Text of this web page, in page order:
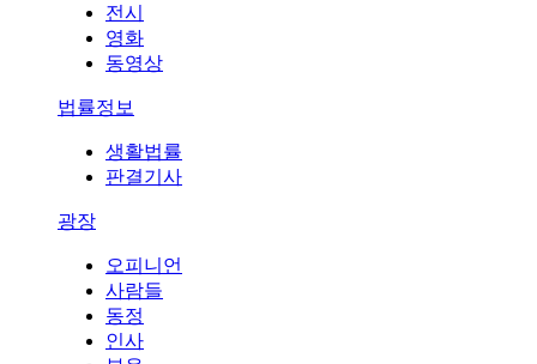
전시
영화
동영상
법률정보
생활법률
판결기사
광장
오피니언
사람들
동정
인사